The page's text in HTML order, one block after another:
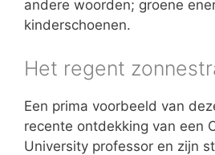
andere woorden; groene
kinderschoenen.
Het regent
Een prima voorbeeld van
recente ontdekking van een
University professor en zijn